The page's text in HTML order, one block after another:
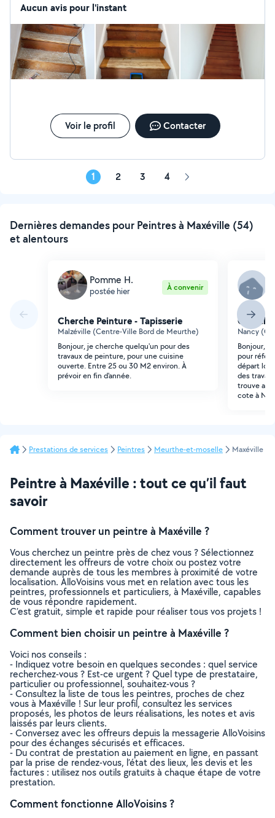
Expertise - Réputation - Engagement Je reste à votre
devis gratuit.
Aucun avis pour l'instant
Voir le profil Contacter
1 2 3 4 Page
Dernières demandes pour Peintres à Maxéville (54)
et alentours
Pomme H.
postée hier À convenir
Cherche Peinture - Tapisserie
Malzéville (Centre-Ville Bord de Meurthe)
Bonjour, je cherche quelqu'un pour des
travaux de peinture, pour une cuisine
ouverte. Entre 25 ou 30 M2 environ. À
prévoir en fin d'année.
Nancy
Bonjour,
pour
départ
des
trouve a la
cote à
Prestations de services Peintres Meurthe-et-moselle Maxéville
Peintre à Maxéville : tout ce qu’il faut
savoir
Comment trouver un peintre à Maxéville ?
Vous cherchez un peintre près de chez vous ? Sélectionnez
directement les offreurs de votre choix ou postez votre
demande auprès de tous les membres à proximité de votre
localisation. AlloVoisins vous met en relation avec tous les
peintres, professionnels et particuliers, à Maxéville, capables
de vous répondre rapidement.
C’est gratuit, simple et rapide pour réaliser tous vos projets !
Comment bien choisir un peintre à Maxéville ?
Voici nos conseils :
- Indiquez votre besoin en quelques secondes : quel service
recherchez-vous ? Est-ce urgent ? Quel type de prestataire,
particulier ou professionnel, souhaitez-vous ?
- Consultez la liste de tous les peintres, proches de chez
vous à Maxéville ! Sur leur profil, consultez les services
proposés, les photos de leurs réalisations, les notes et avis
laissés par leurs clients.
- Conversez avec les offreurs depuis la messagerie AlloVoisins
pour des échanges sécurisés et efficaces.
- Du contrat de prestation au paiement en ligne, en passant
par la prise de rendez-vous, l’état des lieux, les devis et les
factures : utilisez nos outils gratuits à chaque étape de votre
prestation.
Comment fonctionne AlloVoisins ?